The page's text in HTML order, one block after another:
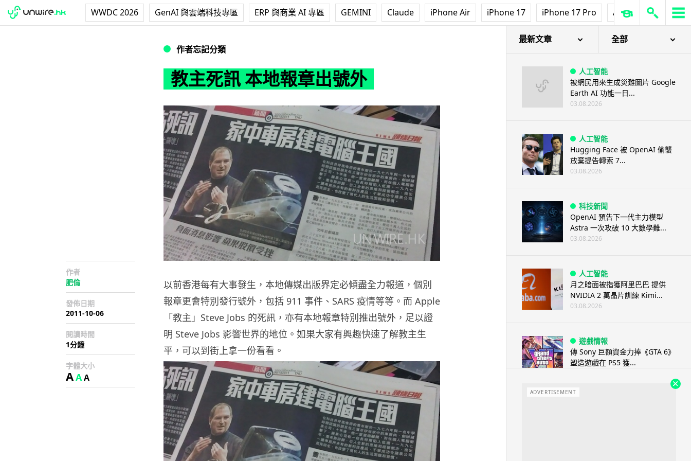
WWDC 2026 GenAI 與雲端科技專區 ERP 與商業 AI 專區 GEMINI Claude iPhone Air iPhone 17 iPhone 17 Pro AirPods Pro 3
作者忘記分類
教主死訊 本地報章出號外
作者
肥倫
發佈日期
2011-10-06
閱讀時間
1分鐘
字體大小
AAA
以前香港每有大事發生，本地傳媒出版界定必傾盡全力報道，個別
報章更會特別發行號外，包括 911 事件、SARS 疫情等等。而 Apple
「教主」Steve Jobs 的死訊，亦有本地報章特別推出號外，足以證
明 Steve Jobs 影響世界的地位。如果大家有興趣快速了解教主生
平，可以到街上拿一份看看。
最新文章 全部
人工智能
被網民用來生成災難圖片 Google
Earth AI 功能一日...
03.08.2026
人工智能
Hugging Face 被 OpenAI 偷襲
放棄提告轉索 7...
03.08.2026
科技新聞
OpenAI 預告下一代主力模型
Astra 一次攻破 10 大數學難...
03.08.2026
人工智能
月之暗面被指獲阿里巴巴 提供
NVIDIA 2 萬晶片訓練 Kimi...
03.08.2026
遊戲情報
傳 Sony 巨額資金力捧《GTA 6》
塑造遊戲在 PS5 獲...
ADVERTISEMENT